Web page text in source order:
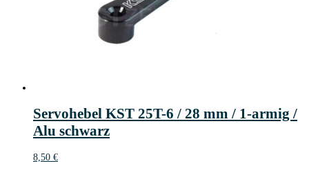
Servohebel KST 25T-6 / 28 mm / 1-armig /
Alu schwarz
8,50 €